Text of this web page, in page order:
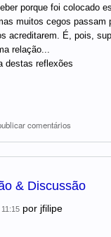
porque foi colocado
muitos cegos passam
acreditarem. É, pois,
relação...
destas reflexões
comentários
& Discussão
por jfilipe